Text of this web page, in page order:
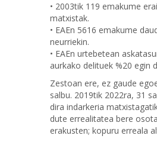
• 2003tik 119 emakume
matxistak.
• EAEn 5616 emakume
neurriekin.
• EAEn urtebetean
aurkako delituek %20 egin
Zestoan ere, ez gaude
salbu. 2019tik 2022ra, 31
dira indarkeria
dute errealitatea bere
erakusten; kopuru erreala